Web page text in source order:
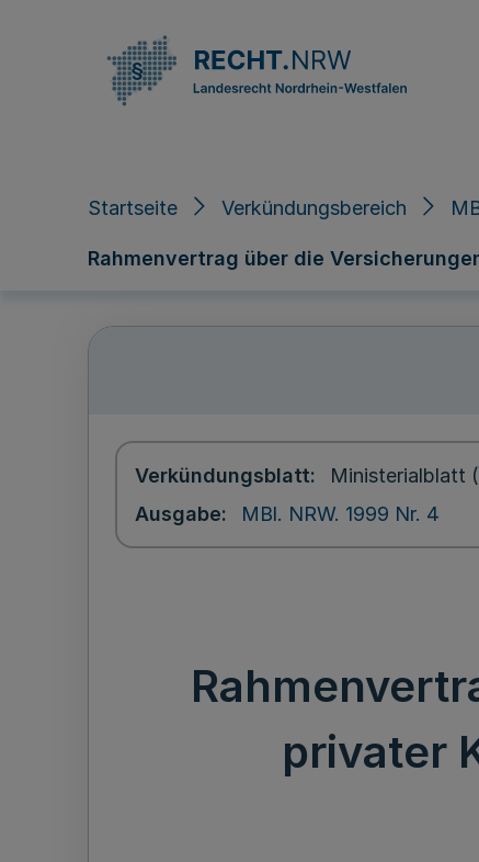
Startseite Verkündungsbereich
Rahmenvertrag über die
Verkündungsblatt
Ministerialblatt
Ausgabe
MBl. NRW. 1999 Nr. 4
privater